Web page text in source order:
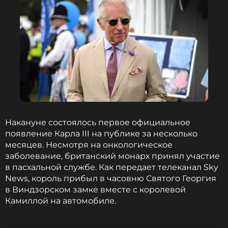
Накануне состоялось первое официальное
появление Карла III на публике за несколько
месяцев. Несмотря на онкологическое
заболевание, британский монарх принял участие
в пасхальной службе. Как передает телеканал Sky
News, король прибыл в часовню Святого Георгия
в Виндзорском замке вместе с королевой
Камиллой на автомобиле.